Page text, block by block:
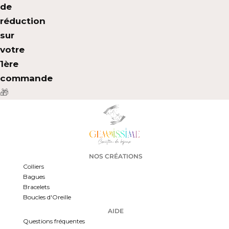
de
réduction
sur
votre
1ère
commande
🎁
NOS CRÉATIONS
Colliers
Bagues
Bracelets
Boucles d'Oreille
AIDE
Questions fréquentes